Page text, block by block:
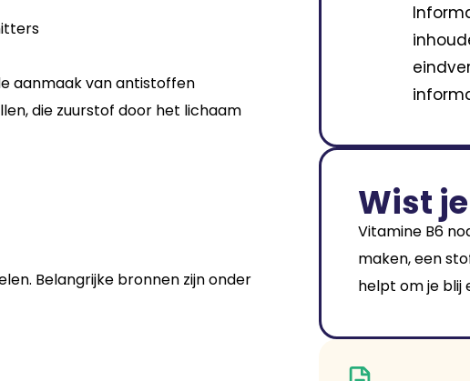
aanmaak van antistoffen
die zuurstof door het lichaam
Belangrijke bronnen zijn onder
Wist
Vitamine B6
maken, een
helpt om je blij